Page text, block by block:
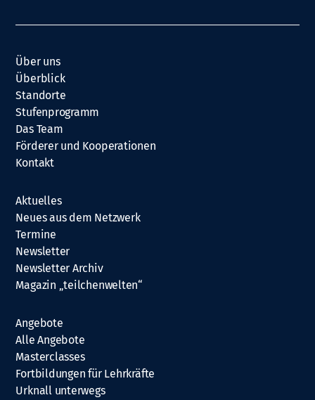
Über uns
Überblick
Standorte
Stufenprogramm
Das Team
Förderer und Kooperationen
Kontakt
Aktuelles
Neues aus dem Netzwerk
Termine
Newsletter
Newsletter Archiv
Magazin „teilchenwelten“
Angebote
Alle Angebote
Masterclasses
Fortbildungen für Lehrkräfte
Urknall unterwegs